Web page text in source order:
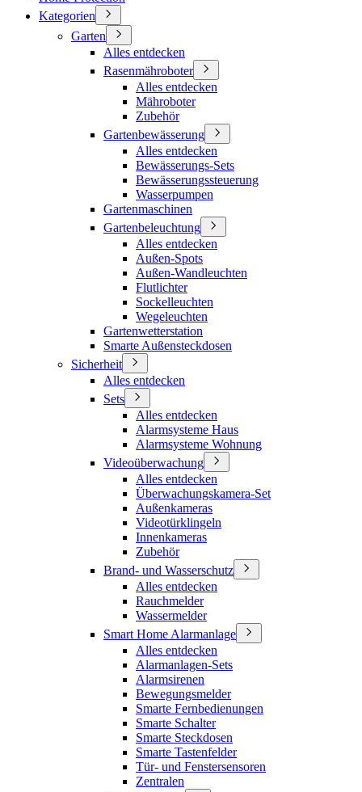
Kategorien
Garten
Alles entdecken
Rasenmähroboter
Alles entdecken
Mähroboter
Zubehör
Gartenbewässerung
Alles entdecken
Bewässerungs-Sets
Bewässerungssteuerung
Wasserpumpen
Gartenmaschinen
Gartenbeleuchtung
Alles entdecken
Außen-Spots
Außen-Wandleuchten
Flutlichter
Sockelleuchten
Wegeleuchten
Gartenwetterstation
Smarte Außensteckdosen
Sicherheit
Alles entdecken
Sets
Alles entdecken
Alarmsysteme Haus
Alarmsysteme Wohnung
Videoüberwachung
Alles entdecken
Überwachungskamera-Set
Außenkameras
Videotürklingeln
Innenkameras
Zubehör
Brand- und Wasserschutz
Alles entdecken
Rauchmelder
Wassermelder
Smart Home Alarmanlage
Alles entdecken
Alarmanlagen-Sets
Alarmsirenen
Bewegungsmelder
Smarte Fernbedienungen
Smarte Schalter
Smarte Steckdosen
Smarte Tastenfelder
Tür- und Fenstersensoren
Zentralen